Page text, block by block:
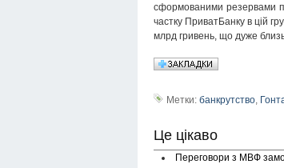
сформованими резервами
частку ПриватБанку в цій
млрд гривень, що дуже
Метки: банкрутство,
Це цікаво
Переговори з МВФ